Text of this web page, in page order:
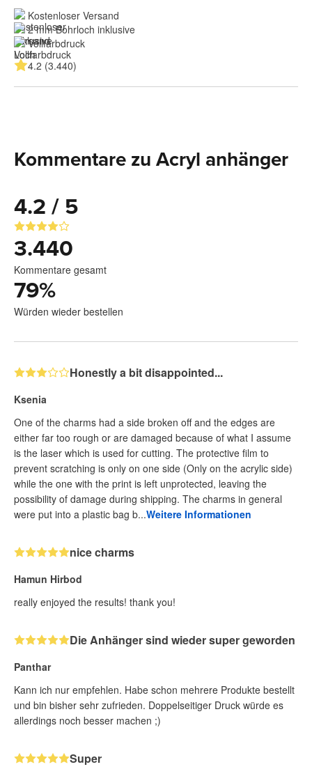
Kostenloser Versand
2 mm Bohrloch inklusive
Vollfarbdruck
4.2 (3.440)
Kommentare zu Acryl anhänger
4.2 / 5
3.440
Kommentare gesamt
79%
Würden wieder bestellen
Honestly a bit disappointed...
Ksenia
One of the charms had a side broken off and the edges are
either far too rough or are damaged because of what I assume
is the laser which is used for cutting. The protective film to
prevent scratching is only on one side (Only on the acrylic side)
while the one with the print is left unprotected, leaving the
possibility of damage during shipping. The charms in general
were put into a plastic bag b...Weitere Informationen
nice charms
Hamun Hirbod
really enjoyed the results! thank you!
Die Anhänger sind wieder super geworden
Panthar
Kann ich nur empfehlen. Habe schon mehrere Produkte bestellt
und bin bisher sehr zufrieden. Doppelseitiger Druck würde es
allerdings noch besser machen ;)
Super